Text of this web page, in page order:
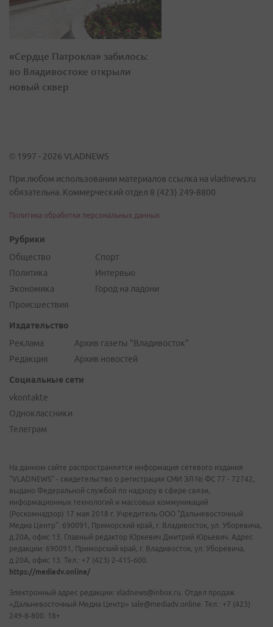
«Сердце Патрокла» забилось:
во Владивостоке открыли
новый сквер
© 1997 - 2026 VLADNEWS
При любом использовании материалов ссылка на vladnews.ru
обязательна. Коммерческий отдел 8 (423) 249-8800
Политика обработки персональных данных
Рубрики
Общество
Политика
Экономика
Происшествия
Спорт
Интервью
Город на ладони
Издательство
Реклама
Редакция
Архив газеты "Владивосток"
Архив новостей
Социальные сети
vkontakte
Одноклассники
Телеграм
На данном сайте распространяется информация сетевого издания
"VLADNEWS" - свидетельство о регистрации СМИ ЭЛ № ФС 77 - 72742,
выдано Федеральной службой по надзору в сфере связи,
информационных технологий и массовых коммуникаций
(Роскомнадзор) 17 мая 2018 г. Учредитель ООО "Дальневосточный
Медиа Центр". 690091, Приморский край, г. Владивосток, ул. Уборевича,
д.20А, офис 13. Главный редактор Юркевич Дмитрий Юрьевич. Адрес
редакции: 690091, Приморский край, г. Владивосток, ул. Уборевича,
д.20А, офис 13. Тел.: +7 (423) 2-415-600.
https://mediadv.online/
Электронный адрес редакции: vladnews@inbox.ru. Отдел продаж
«Дальневосточный Медиа Центр» sale@mediadv.online. Тел.: +7 (423)
249-8-800. 18+